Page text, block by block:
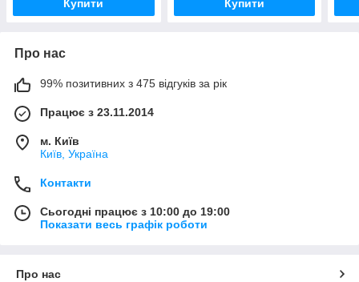
Купити Купити
Про нас
99% позитивних з 475 відгуків за рік
Працює з 23.11.2014
м. Київ
Київ, Україна
Контакти
Сьогодні працює з 10:00 до 19:00
Показати весь графік роботи
Про нас